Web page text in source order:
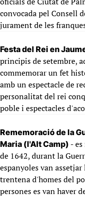
convocada pel Consell
jurament de les
Festa del Rei en
principis de setembre,
commemorar un fet
amb un espectacle de
personalitat del rei
poble i espectacles
Rememoració de la
Maria (l'Alt Camp) -
de 1642, durant la
espanyoles van
trentena d'homes del
persones es van haver